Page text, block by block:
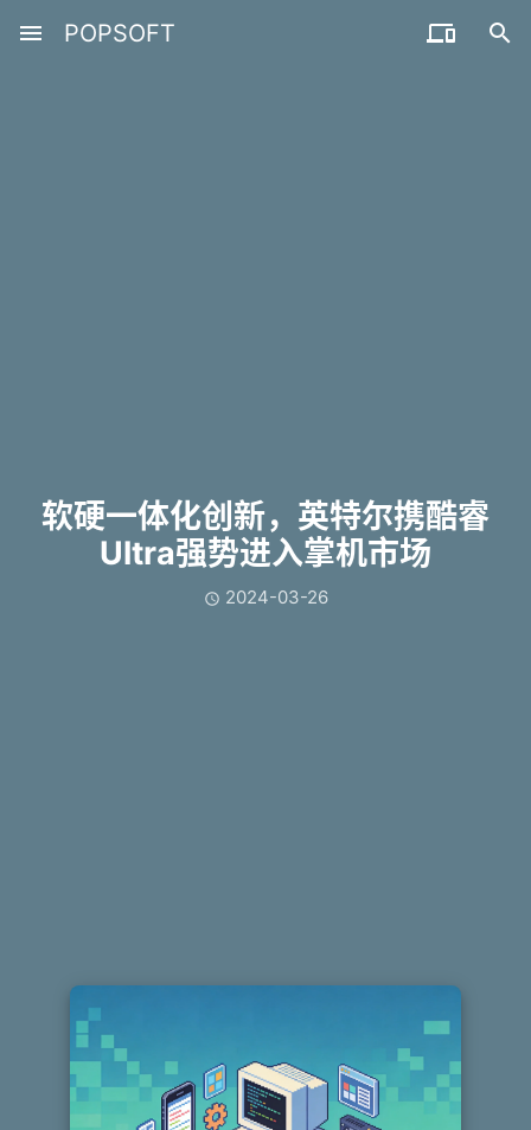
menu POPSOFT  
软硬一体化创新，英特尔携酷睿
Ultra强势进入掌机市场
 2024-03-26